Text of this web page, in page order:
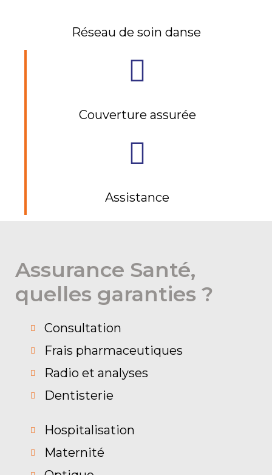
Réseau de soin danse
Couverture assurée
Assistance
Assurance Santé,
quelles garanties ?
Consultation
Frais pharmaceutiques
Radio et analyses
Dentisterie
Hospitalisation
Maternité